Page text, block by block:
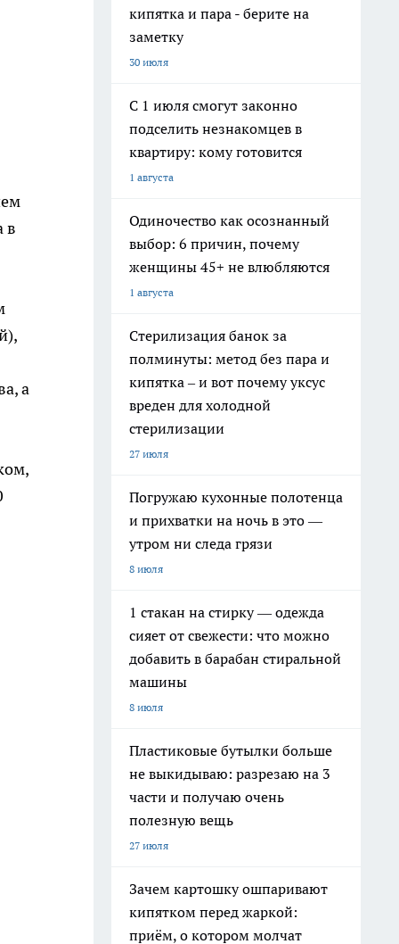
в
а
кипятка и пара - берите на
заметку
30 июля
С 1 июля смогут законно
подселить незнакомцев в
квартиру: кому готовится
1 августа
Одиночество как осознанный
выбор: 6 причин, почему
женщины 45+ не влюбляются
1 августа
Стерилизация банок за
полминуты: метод без пара и
кипятка – и вот почему уксус
вреден для холодной
стерилизации
27 июля
Погружаю кухонные полотенца
и прихватки на ночь в это —
утром ни следа грязи
8 июля
1 стакан на стирку — одежда
сияет от свежести: что можно
добавить в барабан стиральной
машины
8 июля
Пластиковые бутылки больше
не выкидываю: разрезаю на 3
части и получаю очень
полезную вещь
27 июля
Зачем картошку ошпаривают
кипятком перед жаркой:
приём, о котором молчат